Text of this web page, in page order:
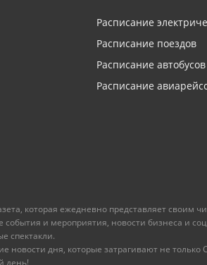
Расписание
Расписание поездов
Расписание автобусов
Расписание
которая ежедневно представляет своим
и мероприятия, новости бизнеса и
спектакли.
новости дня, которые затрагивают не
день!